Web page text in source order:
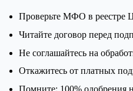
Проверьте МФО в реестре
Читайте договор перед
Не соглашайтесь на
Откажитесь от платных
Помните: 100% одобрения